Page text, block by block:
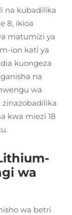
na kubadilika
8, ikioa
matumizi ya
ion kati ya
kuongeza
na
wa
kwa miezi 18
wa
wa betri